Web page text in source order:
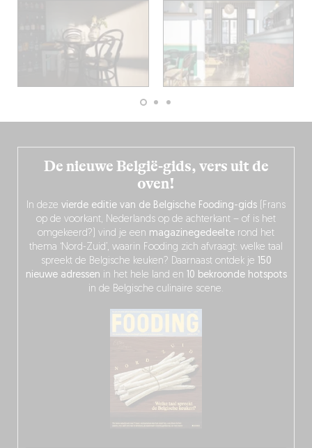
De nieuwe België-gids, vers uit de
oven!
In deze vierde editie van de Belgische Fooding-gids (Frans
op de voorkant, Nederlands op de achterkant – of is het
omgekeerd?) vind je een magazinegedeelte rond het
thema ‘Nord-Zuid’, waarin Fooding zich afvraagt: welke taal
spreekt de Belgische keuken? Daarnaast ontdek je 150
nieuwe adressen in het hele land en 10 bekroonde hotspots
in de Belgische culinaire scene.